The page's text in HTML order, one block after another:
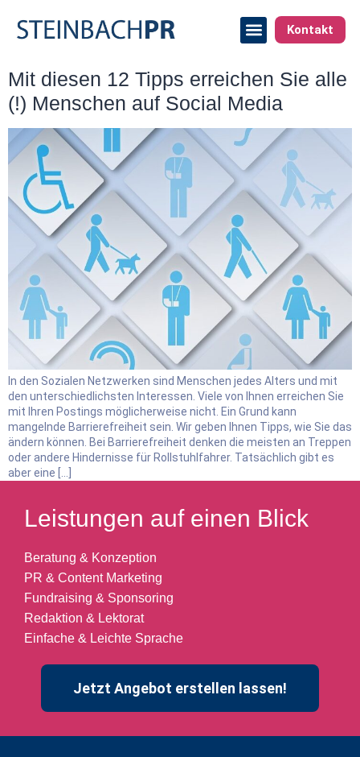
Kontakt
Mit diesen 12 Tipps erreichen Sie alle
(!) Menschen auf Social Media
In den Sozialen Netzwerken sind Menschen jedes Alters und mit
den unterschiedlichsten Interessen. Viele von Ihnen erreichen Sie
mit Ihren Postings möglicherweise nicht. Ein Grund kann
mangelnde Barrierefreiheit sein. Wir geben Ihnen Tipps, wie Sie das
ändern können. Bei Barrierefreiheit denken die meisten an Treppen
oder andere Hindernisse für Rollstuhlfahrer. Tatsächlich gibt es
aber eine […]
Leistungen auf einen Blick
Beratung & Konzeption
PR & Content Marketing
Fundraising & Sponsoring
Redaktion & Lektorat
Einfache & Leichte Sprache
Jetzt Angebot erstellen lassen!